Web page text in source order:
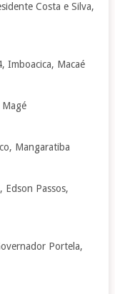
Costa e Silva,
Imboacica, Macaé
Mangaratiba
Passos,
Portela,